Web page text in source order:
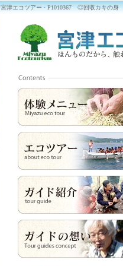
宮津エコツアー · P1010367 ◎回収カキの身